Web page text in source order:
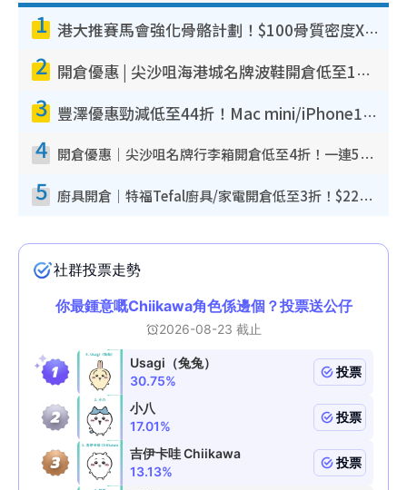
1 港大推賽馬會強化骨骼計劃！$100骨質密度X光檢查 完成免費運動訓練送超市禮券！附參加資格
2 開倉優惠 | 尖沙咀海港城名牌波鞋開倉低至1折！On鞋$899起／Joy&Peace鞋履$98起
3 豐澤優惠勁減低至44折！Mac mini/iPhone17Pro大減價！廚房家電$220起
4 開倉優惠｜尖沙咀名牌行李箱開倉低至4折！一連5日 American Tourister/ace./Hallmark $200起！
5 廚具開倉｜特福Tefal廚具/家電開倉低至3折！$220起買平底鍋/炒鑊/湯煲！電飯煲/吸塵機/燙斗$418起